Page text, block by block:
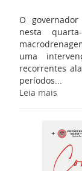
O
nesta
uma
recorrentes
períodos...
Leia mais